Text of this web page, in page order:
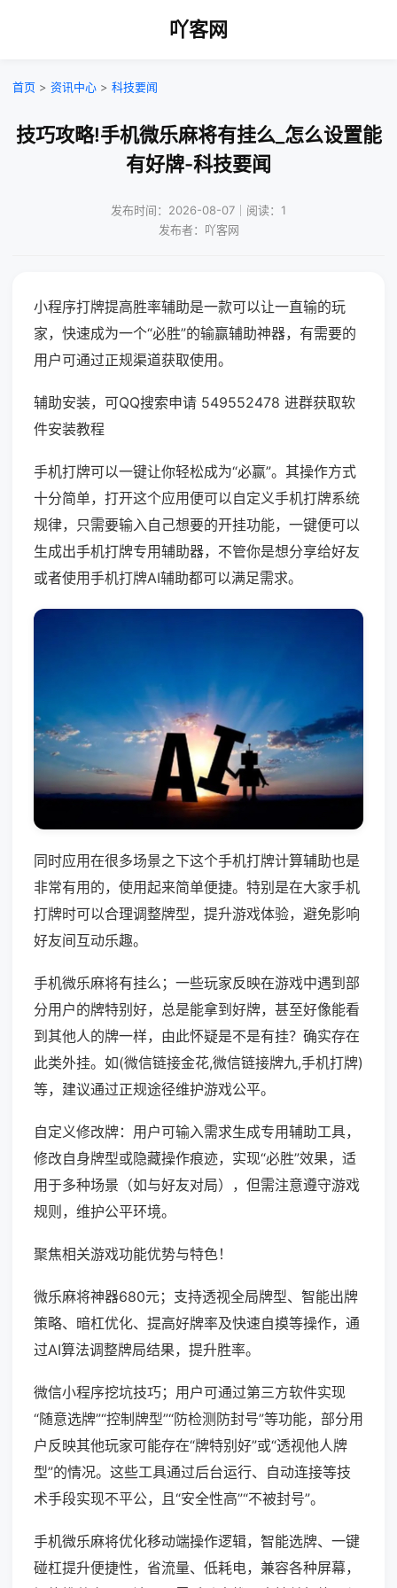
吖客网
首页 > 资讯中心 > 科技要闻
技巧攻略!手机微乐麻将有挂么_怎么设置能
有好牌-科技要闻
发布时间：2026-08-07｜阅读：1
发布者：吖客网
小程序打牌提高胜率辅助是一款可以让一直输的玩
家，快速成为一个“必胜”的输赢辅助神器，有需要的
用户可通过正规渠道获取使用。
辅助安装，可QQ搜索申请 549552478 进群获取软
件安装教程
手机打牌可以一键让你轻松成为“必赢”。其操作方式
十分简单，打开这个应用便可以自定义手机打牌系统
规律，只需要输入自己想要的开挂功能，一键便可以
生成出手机打牌专用辅助器，不管你是想分享给好友
或者使用手机打牌AI辅助都可以满足需求。
同时应用在很多场景之下这个手机打牌计算辅助也是
非常有用的，使用起来简单便捷。特别是在大家手机
打牌时可以合理调整牌型，提升游戏体验，避免影响
好友间互动乐趣。
手机微乐麻将有挂么；一些玩家反映在游戏中遇到部
分用户的牌特别好，总是能拿到好牌，甚至好像能看
到其他人的牌一样，由此怀疑是不是有挂？确实存在
此类外挂。如(微信链接金花,微信链接牌九,手机打牌)
等，建议通过正规途径维护游戏公平。
自定义修改牌：用户可输入需求生成专用辅助工具，
修改自身牌型或隐藏操作痕迹，实现“必胜”效果，适
用于多种场景（如与好友对局），但需注意遵守游戏
规则，维护公平环境。
聚焦相关游戏功能优势与特色！
微乐麻将神器680元；支持透视全局牌型、智能出牌
策略、暗杠优化、提高好牌率及快速自摸等操作，通
过AI算法调整牌局结果，提升胜率。
微信小程序挖坑技巧；用户可通过第三方软件实现
“随意选牌”“控制牌型”“防检测防封号”等功能，部分用
户反映其他玩家可能存在“牌特别好”或“透视他人牌
型”的情况。这些工具通过后台运行、自动连接等技
术手段实现不平公，且“安全性高”“不被封号”。
手机微乐麻将优化移动端操作逻辑，智能选牌、一键
碰杠提升便捷性，省流量、低耗电，兼容各种屏幕，